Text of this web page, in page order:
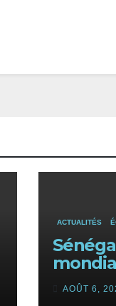
ACTUALITÉS
un
AOÛT 6,